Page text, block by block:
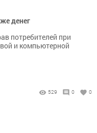
денег
потребителей при
и компьютерной
529 0 0